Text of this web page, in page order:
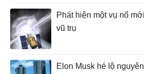
Phát hiện một vụ nổ
vũ trụ
Elon Musk hé lộ